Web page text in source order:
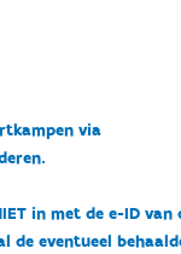
via
in met de e-ID van
de eventueel